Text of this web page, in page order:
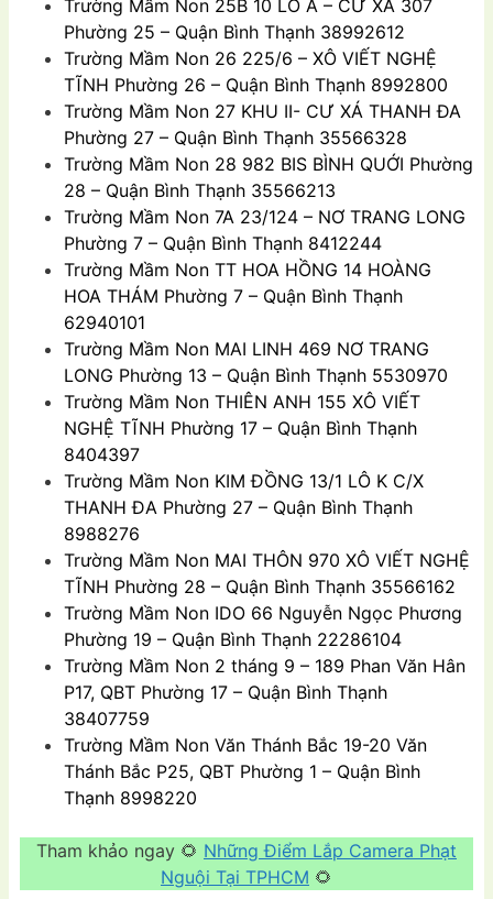
Trường Mầm Non 25B 10 LÔ A – CƯ XÁ 307
Phường 25 – Quận Bình Thạnh 38992612
Trường Mầm Non 26 225/6 – XÔ VIẾT NGHỆ
TĨNH Phường 26 – Quận Bình Thạnh 8992800
Trường Mầm Non 27 KHU II- CƯ XÁ THANH ÐA
Phường 27 – Quận Bình Thạnh 35566328
Trường Mầm Non 28 982 BIS BÌNH QUỚI Phường
28 – Quận Bình Thạnh 35566213
Trường Mầm Non 7A 23/124 – NƠ TRANG LONG
Phường 7 – Quận Bình Thạnh 8412244
Trường Mầm Non TT HOA HỒNG 14 HOÀNG
HOA THÁM Phường 7 – Quận Bình Thạnh
62940101
Trường Mầm Non MAI LINH 469 NƠ TRANG
LONG Phường 13 – Quận Bình Thạnh 5530970
Trường Mầm Non THIÊN ANH 155 XÔ VIẾT
NGHỆ TĨNH Phường 17 – Quận Bình Thạnh
8404397
Trường Mầm Non KIM ĐỒNG 13/1 LÔ K C/X
THANH ĐA Phường 27 – Quận Bình Thạnh
8988276
Trường Mầm Non MAI THÔN 970 XÔ VIẾT NGHỆ
TĨNH Phường 28 – Quận Bình Thạnh 35566162
Trường Mầm Non IDO 66 Nguyễn Ngọc Phương
Phường 19 – Quận Bình Thạnh 22286104
Trường Mầm Non 2 tháng 9 – 189 Phan Văn Hân
P17, QBT Phường 17 – Quận Bình Thạnh
38407759
Trường Mầm Non Văn Thánh Bắc 19-20 Văn
Thánh Bắc P25, QBT Phường 1 – Quận Bình
Thạnh 8998220
Tham khảo ngay 🌻 Những Điểm Lắp Camera Phạt
Nguội Tại TPHCM 🌻